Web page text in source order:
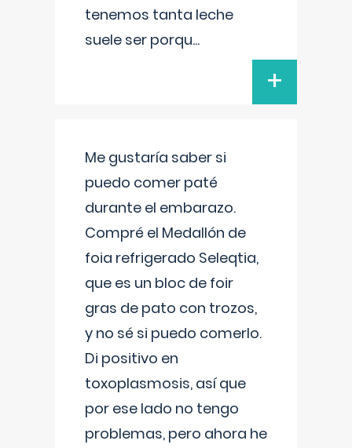
tenemos tanta leche
suele ser porqu...
+
Me gustaría saber si
puedo comer paté
durante el embarazo.
Compré el Medallón de
foia refrigerado Seleqtia,
que es un bloc de foir
gras de pato con trozos,
y no sé si puedo comerlo.
Di positivo en
toxoplasmosis, así que
por ese lado no tengo
problemas, pero ahora he